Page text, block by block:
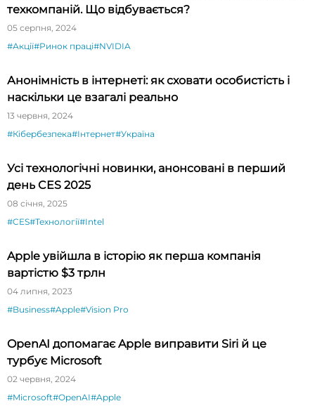
техкомпаній. Що відбувається?
05 серпня, 2024
#Акції#Ринок праці#NVIDIA
Анонімність в інтернеті: як сховати особистість і
наскільки це взагалі реально
13 червня, 2024
#Кібербезпека#Інтернет#Україна
Усі технологічні новинки, анонсовані в перший
день CES 2025
08 січня, 2025
#CES#Технології#Intel
Apple увійшла в історію як перша компанія
вартістю $3 трлн
04 липня, 2023
#Business#Apple#Vision Pro
OpenAI допомагає Apple виправити Siri й це
турбує Microsoft
02 червня, 2024
#Microsoft#OpenAI#Apple